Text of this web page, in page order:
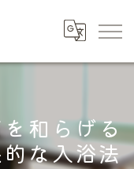
和らげる
な入浴法